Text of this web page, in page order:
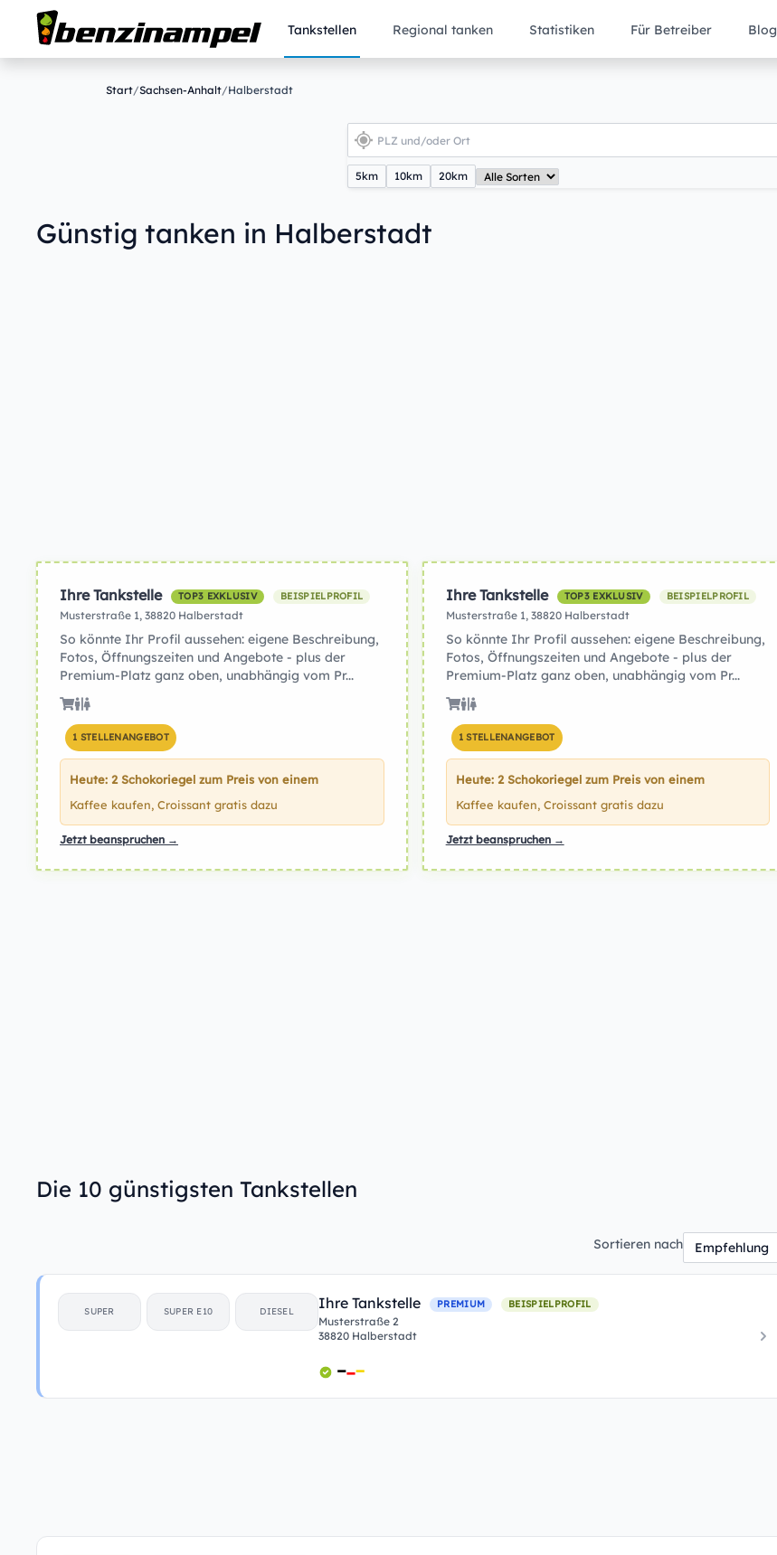
Tankstellen Regional tanken Statistiken Für Betreiber Blog
Start/Sachsen-Anhalt/Halberstadt
5km 10km 20km
Günstig tanken in Halberstadt
Ihre Tankstelle TOP3 EXKLUSIV BEISPIELPROFIL
Musterstraße 1, 38820 Halberstadt
So könnte Ihr Profil aussehen: eigene Beschreibung,
Fotos, Öffnungszeiten und Angebote - plus der
Premium-Platz ganz oben, unabhängig vom Pr...
1 STELLENANGEBOT
Heute: 2 Schokoriegel zum Preis von einem
Kaffee kaufen, Croissant gratis dazu
Jetzt beanspruchen →
Ihre Tankstelle TOP3 EXKLUSIV BEISPIELPROFIL
Musterstraße 1, 38820 Halberstadt
So könnte Ihr Profil aussehen: eigene Beschreibung,
Fotos, Öffnungszeiten und Angebote - plus der
Premium-Platz ganz oben, unabhängig vom Pr...
1 STELLENANGEBOT
Heute: 2 Schokoriegel zum Preis von einem
Kaffee kaufen, Croissant gratis dazu
Jetzt beanspruchen →
Die 10 günstigsten Tankstellen
Sortieren nach
SUPER SUPER E10 DIESEL Ihre Tankstelle PREMIUM BEISPIELPROFIL
Musterstraße 2
38820 Halberstadt